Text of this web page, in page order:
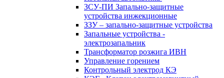
ЗСУ-ПИ Запально-защитные
устройства инжекционные
ЗЗУ – запально-защитные устройства
Запальные устройства -
электрозапальник
Трансформатор розжига ИВН
Управление горением
Контрольный электрод КЭ